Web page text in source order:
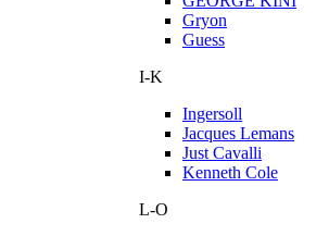
Gryon
Guess
I-K
Ingersoll
Jacques Lemans
Just Cavalli
Kenneth Cole
L-O